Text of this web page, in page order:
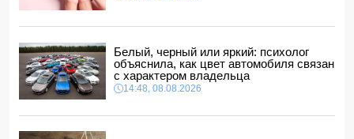
Прогноз погоды в Азербайджане на 9 августа
14:00, 08.08.2026
Никол Пашинян позвонил Ильхаму Алиеву
12:48, 08.08.2026
СМИ: США ищут на Кубе фигуру для повторения
"венесуэльского сценария"
Белый, черный или яркий: психолог
объяснила, как цвет автомобиля связан
с характером владельца
14:48, 08.08.2026